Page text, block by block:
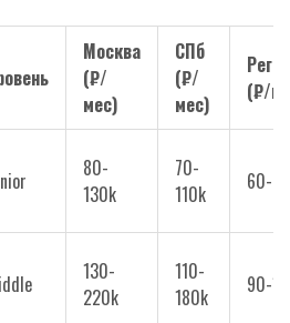
Москва
(₽/
мес)
СПб
(₽/
мес)
(₽/
80-
130k
70-
110k
60-
130-
220k
110-
180k
90-